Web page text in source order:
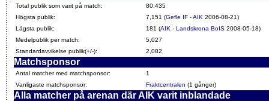
Total publik som varit på match:
80,435
Högsta publik:
7,151 (Gefle IF - AIK 2006-08-21)
Lägsta publik:
181 (AIK - Landskrona BoIS 2008-05-18)
Medelpublik per match:
5,027
Standardavvikelse publik(+/-):
2,082
Matchsponsor
Antal matcher med matchsponsor:
1
Vanligaste matchsponsor:
Fraktcentralen (1 gånger)
Alla matcher på arenan där AIK varit inblandade